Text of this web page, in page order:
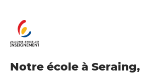
Notre école à Seraing,